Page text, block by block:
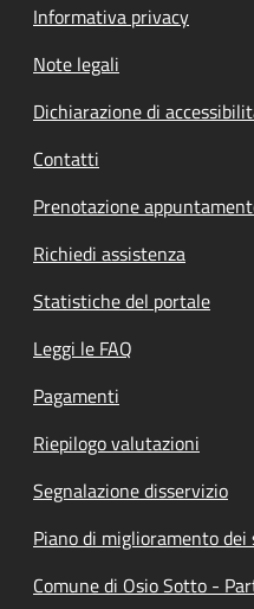
Informativa privacy
Note legali
Dichiarazione di
Contatti
Prenotazione
Richiedi assistenza
Statistiche del portale
Leggi le FAQ
Pagamenti
Riepilogo valutazioni
Segnalazione disservizio
Piano di miglioramento dei
Comune di Osio Sotto -